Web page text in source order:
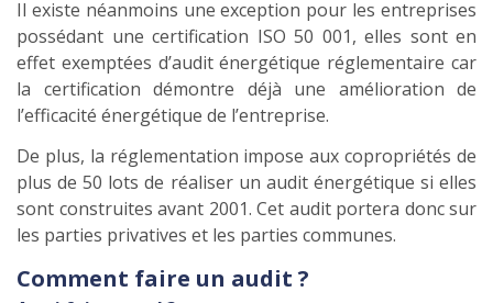
Il existe néanmoins une exception pour les entreprises
possédant une certification ISO 50 001, elles sont en
effet exemptées d’audit énergétique réglementaire car
la certification démontre déjà une amélioration de
l’efficacité énergétique de l’entreprise.
De plus, la réglementation impose aux copropriétés de
plus de 50 lots de réaliser un audit énergétique si elles
sont construites avant 2001. Cet audit portera donc sur
les parties privatives et les parties communes.
Comment faire un audit ?